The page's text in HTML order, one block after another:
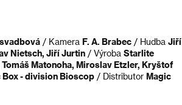
/ Kamera F. A. Brabec / Hudba Jiří
Nietsch, Jiří Jurtin / Výroba Starlite
Matonoha, Miroslav Etzler, Kryštof
- division Bioscop / Distributor Magic